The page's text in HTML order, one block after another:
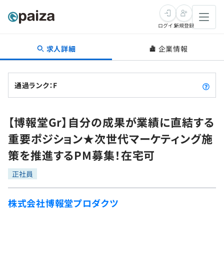
転職・キャリア
転職成功ガイド
転職エージェント
インタビュー
転職成功ガイド
新卒就活
求人検索
本選考
インターン
新卒エージェント
学習
問題集
4択課題
プログラミング言語
ゲーム・マンガ
ログイン新規登録
求人詳細 企業情報
通過ランク：F
【博報堂Gr】自分の成果が業績に直結する
重要ポジション★次世代マーケティング施
策を推進するPM募集！在宅可
正社員
株式会社博報堂プロダクツ